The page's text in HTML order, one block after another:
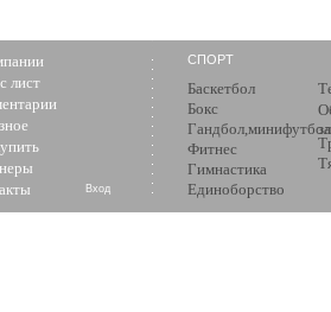
лист
СПОРТ
Баскетбол
Бокс
Гандбол,минифутбол
Фитнес
Гимнастика
Единоборство
Вход